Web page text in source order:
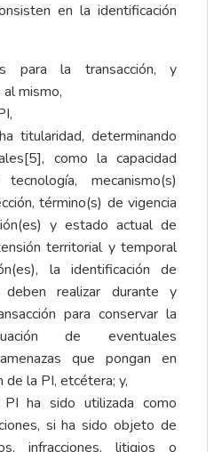
en la identificación
para la transacción, y
mismo,
titularidad, determinando
[5], como la capacidad
mecanismo(s)
término(s) de vigencia
y estado actual de
territorial y temporal
la identificación de
realizar durante y
para conservar la
de eventuales
que pongan en
la PI, etcétera; y,
ha sido utilizada como
si ha sido objeto de
infracciones, litigios o